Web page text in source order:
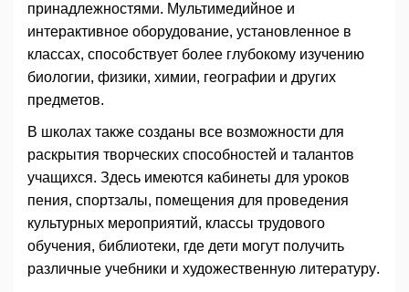
принадлежностями. Мультимедийное и
интерактивное оборудование, установленное в
классах, способствует более глубокому изучению
биологии, физики, химии, географии и других
предметов.
В школах также созданы все возможности для
раскрытия творческих способностей и талантов
учащихся. Здесь имеются кабинеты для уроков
пения, спортзалы, помещения для проведения
культурных мероприятий, классы трудового
обучения, библиотеки, где дети могут получить
различные учебники и художественную литературу.